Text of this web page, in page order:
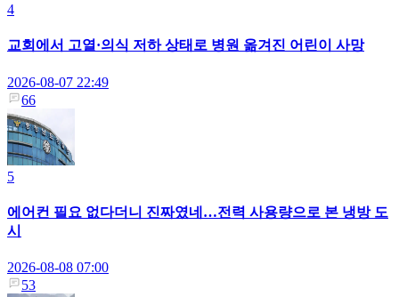
4
교회에서 고열·의식 저하 상태로 병원 옮겨진 어린이 사망
2026-08-07 22:49
66
5
에어컨 필요 없다더니 진짜였네…전력 사용량으로 본 냉방 도
시
2026-08-08 07:00
53